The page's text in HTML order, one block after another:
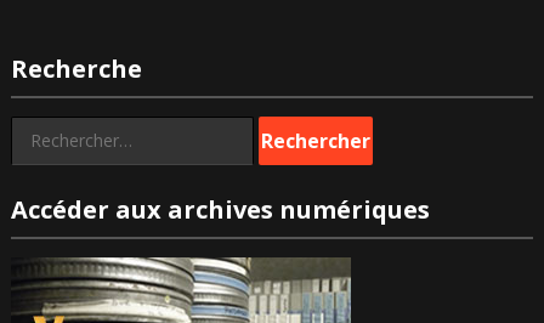
Recherche
Rechercher :
Accéder aux archives numériques